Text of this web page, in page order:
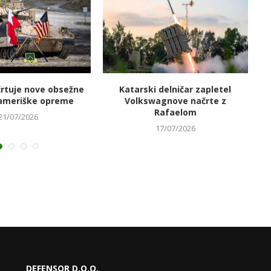
nove obsežne
opreme
07/2026
Katarski delničar zapletel
Volkswagnove načrte z
Rafaelom
17/07/2026
DEFENSOR D.O.O.